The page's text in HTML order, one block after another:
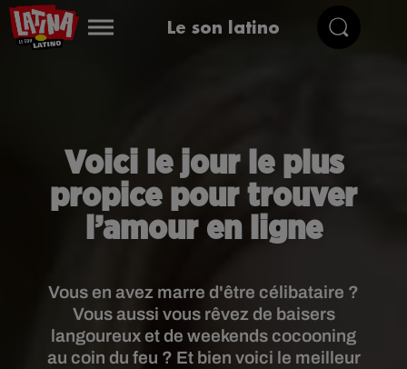
Le son latino
Voici le jour le plus
propice pour trouver
l’amour en ligne
Vous en avez marre d'être célibataire ?
Vous aussi vous rêvez de baisers
langoureux et de weekends cocooning
au coin du feu ? Et bien voici le meilleur